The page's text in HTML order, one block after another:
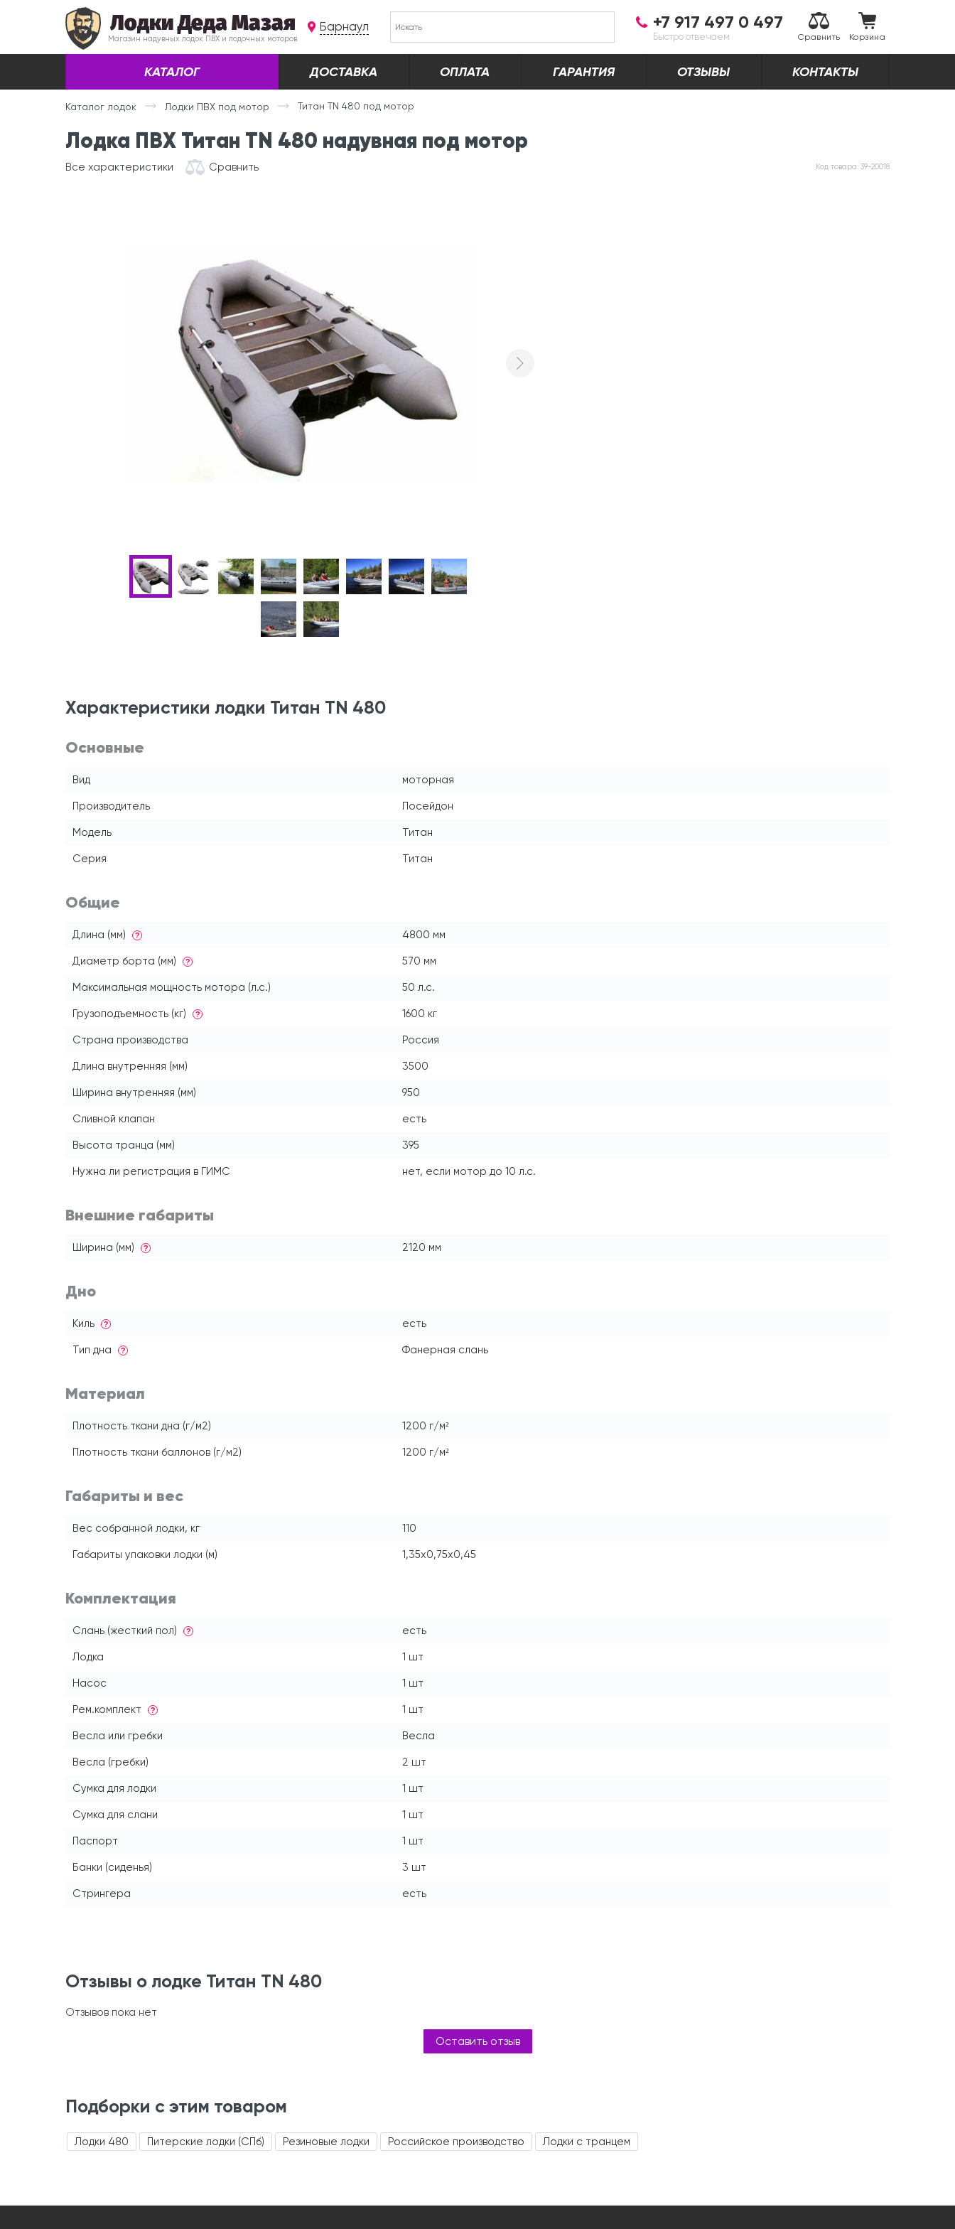
Лодки Деда Мазая
Магазин надувных лодок ПВХ и лодочных моторов
Барнаул +7 917 497 0 497
Быстро отвечаем Сравнить Корзина
КАТАЛОГ ДОСТАВКА ОПЛАТА ГАРАНТИЯ ОТЗЫВЫ КОНТАКТЫ
Каталог лодок Лодки ПВХ под мотор Титан TN 480 под мотор
Лодка ПВХ Титан TN 480 надувная под мотор
Все характеристики Сравнить Код товара: 39-20018
Характеристики лодки Титан TN 480
Основные
Вид моторная
Производитель Посейдон
Модель Титан
Серия Титан
Общие
Длина (мм) ? 4800 мм
Диаметр борта (мм) ? 570 мм
Максимальная мощность мотора (л.с.) 50 л.с.
Грузоподъемность (кг) ? 1600 кг
Страна производства Россия
Длина внутренняя (мм) 3500
Ширина внутренняя (мм) 950
Сливной клапан есть
Высота транца (мм) 395
Нужна ли регистрация в ГИМС нет, если мотор до 10 л.с.
Внешние габариты
Ширина (мм) ? 2120 мм
Дно
Киль ? есть
Тип дна ? Фанерная слань
Материал
Плотность ткани дна (г/м2) 1200 г/м²
Плотность ткани баллонов (г/м2) 1200 г/м²
Габариты и вес
Вес собранной лодки, кг 110
Габариты упаковки лодки (м) 1,35х0,75х0,45
Комплектация
Слань (жесткий пол) ? есть
Лодка 1 шт
Насос 1 шт
Рем.комплект ? 1 шт
Весла или гребки Весла
Весла (гребки) 2 шт
Сумка для лодки 1 шт
Сумка для слани 1 шт
Паспорт 1 шт
Банки (сиденья) 3 шт
Стрингера есть
Отзывы о лодке Титан TN 480
Отзывов пока нет
Оставить отзыв
Подборки с этим товаром
Лодки 480 Питерские лодки (СПб) Резиновые лодки Российское производство Лодки с транцем